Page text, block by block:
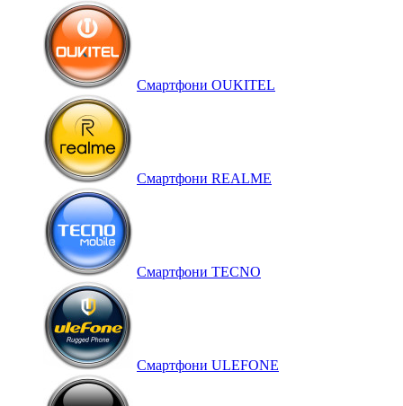
Смартфони OUKITEL
Смартфони REALME
Смартфони TECNO
Смартфони ULEFONE